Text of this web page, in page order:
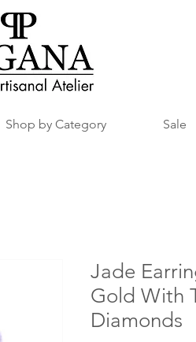
Shop by Category Sale
Jade
Gold With
Diamonds